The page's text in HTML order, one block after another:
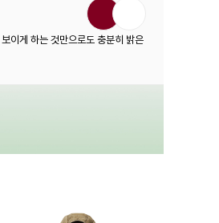
이게 하는 것만으로도 충분히 밝은